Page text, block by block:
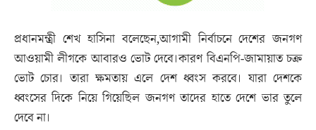
প্রধানমন্ত্রী শেখ হাসিনা বলেছেন,আগামী নির্বাচনে দেশের জনগণ
আওয়ামী লীগকে আবারও ভোট দেবে।কারণ বিএনপি-জামায়াত চক্র
ভোট চোর। তারা ক্ষমতায় এলে দেশ ধ্বংস করবে। যারা দেশকে
ধ্বংসের দিকে নিয়ে গিয়েছিল জনগণ তাদের হাতে দেশে ভার তুলে
দেবে না।